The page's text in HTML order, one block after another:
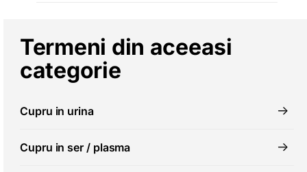
Termeni din aceeasi
categorie
Cupru in urina
Cupru in ser / plasma